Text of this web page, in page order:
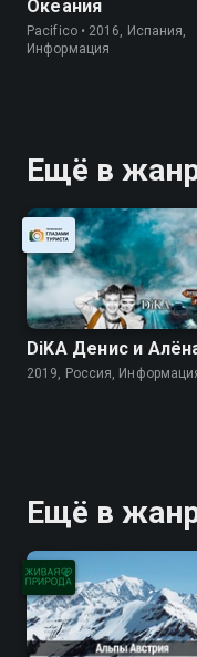
Океания
Pacifico • 2016, Испания,
Информация
Ещё в
DiKA Денис и
2019, Россия,
Ещё в